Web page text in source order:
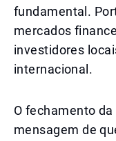
fundamental.
mercados
investidores
internacional.
O fechamento
mensagem de